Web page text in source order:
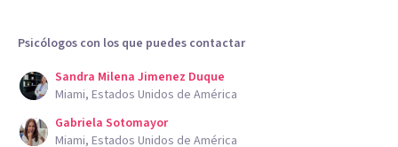
Psicólogos con los que puedes contactar
Sandra Milena Jimenez Duque
Miami, Estados Unidos de América
Gabriela Sotomayor
Miami, Estados Unidos de América